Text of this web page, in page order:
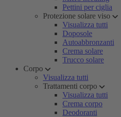
Pettini per ciglia
Protezione solare viso
Visualizza tutti
Doposole
Autoabbronzanti
Crema solare
Trucco solare
Corpo
Visualizza tutti
Trattamenti corpo
Visualizza tutti
Crema corpo
Deodoranti